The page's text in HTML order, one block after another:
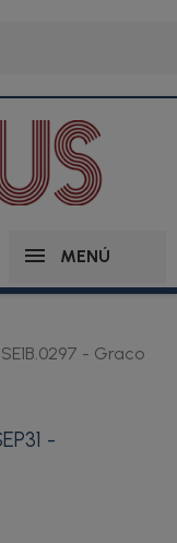
MENÚ
SE1B.0297 - Graco
-